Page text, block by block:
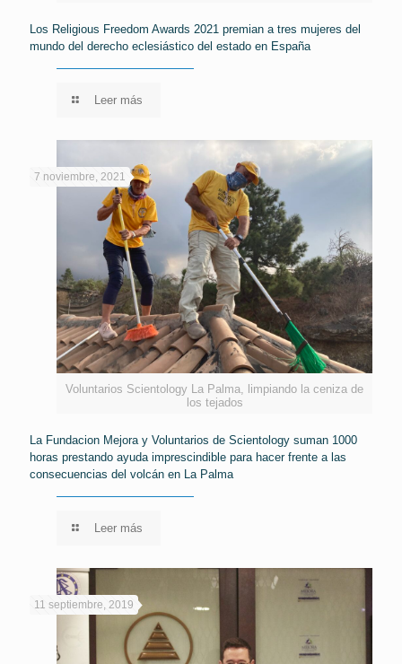
Los Religious Freedom Awards 2021 premian a tres mujeres del
mundo del derecho eclesiástico del estado en España
Leer más
Voluntarios Scientology La Palma, limpiando la ceniza de
los tejados
7 noviembre, 2021
La Fundacion Mejora y Voluntarios de Scientology suman 1000
horas prestando ayuda imprescindible para hacer frente a las
consecuencias del volcán en La Palma
Leer más
11 septiembre, 2019